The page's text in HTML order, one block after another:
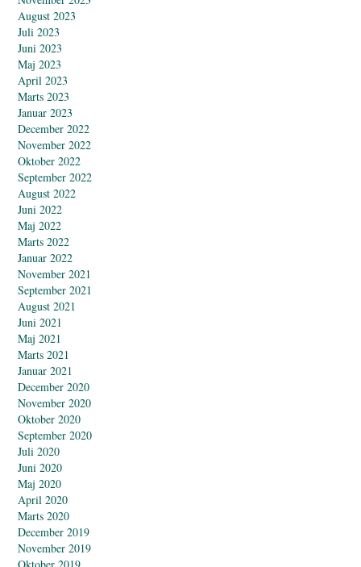
August 2023
Juli 2023
Juni 2023
Maj 2023
April 2023
Marts 2023
Januar 2023
December 2022
November 2022
Oktober 2022
September 2022
August 2022
Juni 2022
Maj 2022
Marts 2022
Januar 2022
November 2021
September 2021
August 2021
Juni 2021
Maj 2021
Marts 2021
Januar 2021
December 2020
November 2020
Oktober 2020
September 2020
Juli 2020
Juni 2020
Maj 2020
April 2020
Marts 2020
December 2019
November 2019